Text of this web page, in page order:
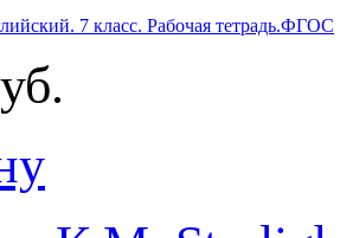
7 класс. Рабочая тетрадь.ФГОС